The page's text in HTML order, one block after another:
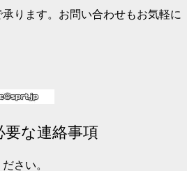
ります。お問い合わせもお気軽に
要な連絡事項
さい。